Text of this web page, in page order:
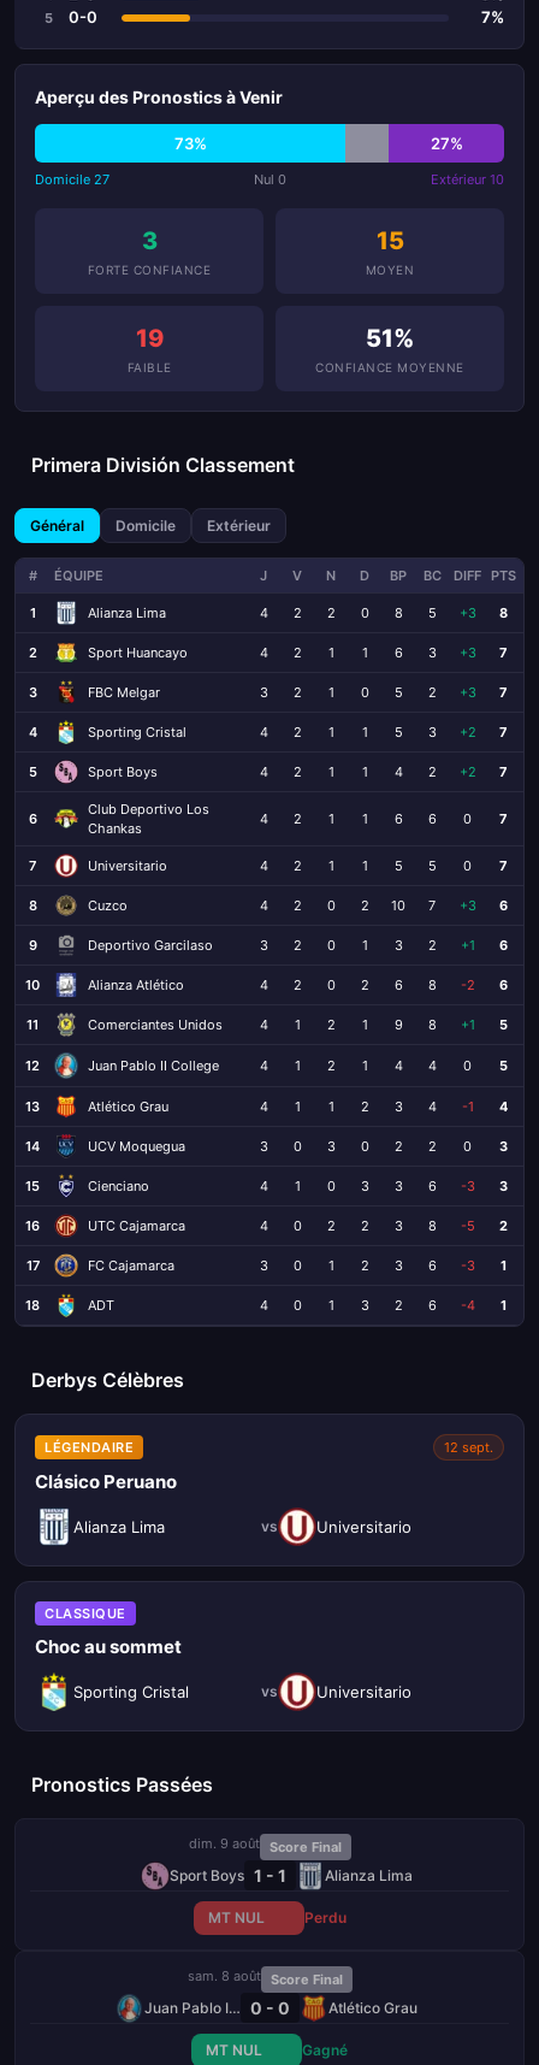
5 0-0 7%
Aperçu des Pronostics à Venir
73% 27%
Domicile 27 Nul 0 Extérieur 10
3
FORTE CONFIANCE
15
MOYEN
19
FAIBLE
51%
CONFIANCE MOYENNE
Primera División Classement
Général Domicile Extérieur
# ÉQUIPE J V N D BP BC DIFF PTS
1 Alianza Lima 4 2 2 0 8 5 +3 8
2 Sport Huancayo 4 2 1 1 6 3 +3 7
3 FBC Melgar 3 2 1 0 5 2 +3 7
4 Sporting Cristal 4 2 1 1 5 3 +2 7
5 Sport Boys 4 2 1 1 4 2 +2 7
6
Club Deportivo Los
Chankas
4 2 1 1 6 6 0 7
7 Universitario 4 2 1 1 5 5 0 7
8 Cuzco 4 2 0 2 10 7 +3 6
9 Deportivo Garcilaso 3 2 0 1 3 2 +1 6
10 Alianza Atlético 4 2 0 2 6 8 -2 6
11 Comerciantes Unidos 4 1 2 1 9 8 +1 5
12 Juan Pablo II College 4 1 2 1 4 4 0 5
13 Atlético Grau 4 1 1 2 3 4 -1 4
14 UCV Moquegua 3 0 3 0 2 2 0 3
15 Cienciano 4 1 0 3 3 6 -3 3
16 UTC Cajamarca 4 0 2 2 3 8 -5 2
17 FC Cajamarca 3 0 1 2 3 6 -3 1
18 ADT 4 0 1 3 2 6 -4 1
Derbys Célèbres
LÉGENDAIRE 12 sept.
Clásico Peruano
Alianza Lima vs Universitario
CLASSIQUE
Choc au sommet
Sporting Cristal vs Universitario
Pronostics Passées
dim. 9 août Score Final
Sport Boys 1 - 1 Alianza Lima
MT NUL Perdu
sam. 8 août Score Final
Juan Pablo II College 0 - 0 Atlético Grau
MT NUL Gagné